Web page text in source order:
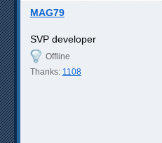
MAG79
SVP developer
Offline
Thanks: 1108